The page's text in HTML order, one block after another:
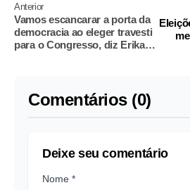
Anterior
Vamos escancarar a porta da
democracia ao eleger travesti
para o Congresso, diz Erika
Comentários (0)
Deixe seu comentário
Nome *